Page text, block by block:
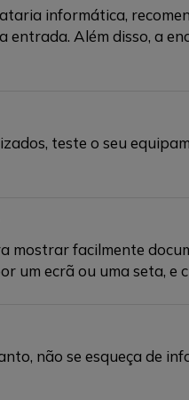
informática,
Além disso, a
teste o seu
mostrar facilmente
um ecrã ou uma seta, e
não se esqueça de